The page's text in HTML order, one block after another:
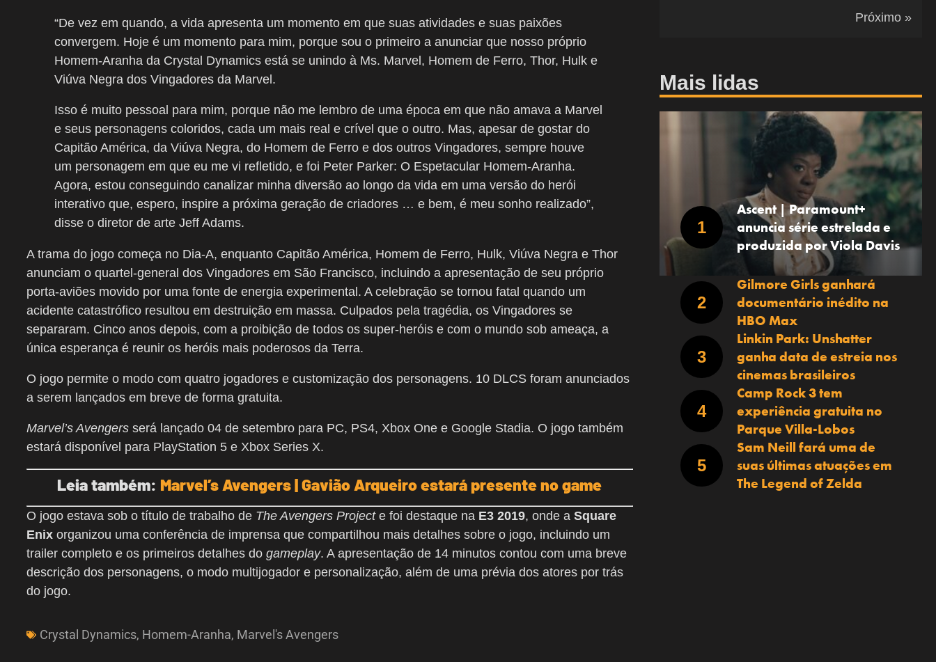
“De vez em quando, a vida apresenta um momento em que suas atividades e suas paixões
convergem. Hoje é um momento para mim, porque sou o primeiro a anunciar que nosso próprio
Homem-Aranha da Crystal Dynamics está se unindo à Ms. Marvel, Homem de Ferro, Thor, Hulk e
Viúva Negra dos Vingadores da Marvel.
Isso é muito pessoal para mim, porque não me lembro de uma época em que não amava a Marvel
e seus personagens coloridos, cada um mais real e crível que o outro. Mas, apesar de gostar do
Capitão América, da Viúva Negra, do Homem de Ferro e dos outros Vingadores, sempre houve
um personagem em que eu me vi refletido, e foi Peter Parker: O Espetacular Homem-Aranha.
Agora, estou conseguindo canalizar minha diversão ao longo da vida em uma versão do herói
interativo que, espero, inspire a próxima geração de criadores … e bem, é meu sonho realizado”,
disse o diretor de arte Jeff Adams.
A trama do jogo começa no Dia-A, enquanto Capitão América, Homem de Ferro, Hulk, Viúva Negra e Thor
anunciam o quartel-general dos Vingadores em São Francisco, incluindo a apresentação de seu próprio
porta-aviões movido por uma fonte de energia experimental. A celebração se tornou fatal quando um
acidente catastrófico resultou em destruição em massa. Culpados pela tragédia, os Vingadores se
separaram. Cinco anos depois, com a proibição de todos os super-heróis e com o mundo sob ameaça, a
única esperança é reunir os heróis mais poderosos da Terra.
O jogo permite o modo com quatro jogadores e customização dos personagens. 10 DLCS foram anunciados
a serem lançados em breve de forma gratuita.
Marvel’s Avengers será lançado 04 de setembro para PC, PS4, Xbox One e Google Stadia. O jogo também
estará disponível para PlayStation 5 e Xbox Series X.
Leia também: Marvel’s Avengers | Gavião Arqueiro estará presente no game
O jogo estava sob o título de trabalho de The Avengers Project e foi destaque na E3 2019, onde a Square
Enix organizou uma conferência de imprensa que compartilhou mais detalhes sobre o jogo, incluindo um
trailer completo e os primeiros detalhes do gameplay. A apresentação de 14 minutos contou com uma breve
descrição dos personagens, o modo multijogador e personalização, além de uma prévia dos atores por trás
do jogo.
Crystal Dynamics, Homem-Aranha, Marvel's Avengers
Próximo »
Mais lidas
Ascent | Paramount+
anuncia série estrelada e
produzida por Viola Davis
Gilmore Girls ganhará
documentário inédito na
HBO Max
Linkin Park: Unshatter
ganha data de estreia nos
cinemas brasileiros
Camp Rock 3 tem
experiência gratuita no
Parque Villa-Lobos
Sam Neill fará uma de
suas últimas atuações em
The Legend of Zelda